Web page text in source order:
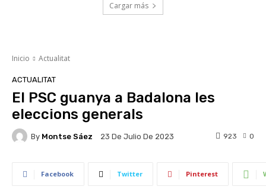
Cargar más